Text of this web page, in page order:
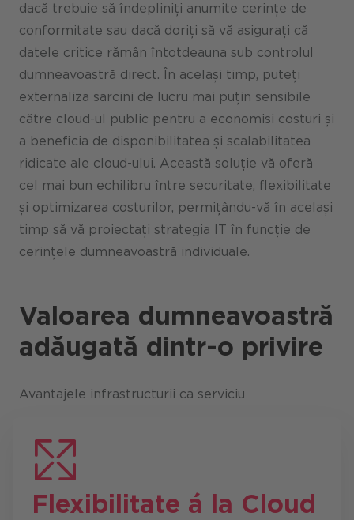
dacă trebuie să îndepliniți anumite cerințe de
conformitate sau dacă doriți să vă asigurați că
datele critice rămân întotdeauna sub controlul
dumneavoastră direct. În același timp, puteți
externaliza sarcini de lucru mai puțin sensibile
către cloud-ul public pentru a economisi costuri și
a beneficia de disponibilitatea și scalabilitatea
ridicate ale cloud-ului. Această soluție vă oferă
cel mai bun echilibru între securitate, flexibilitate
și optimizarea costurilor, permițându-vă în același
timp să vă proiectați strategia IT în funcție de
cerințele dumneavoastră individuale.
Valoarea dumneavoastră
adăugată dintr-o privire
Avantajele infrastructurii ca serviciu
Flexibilitate á la Cloud